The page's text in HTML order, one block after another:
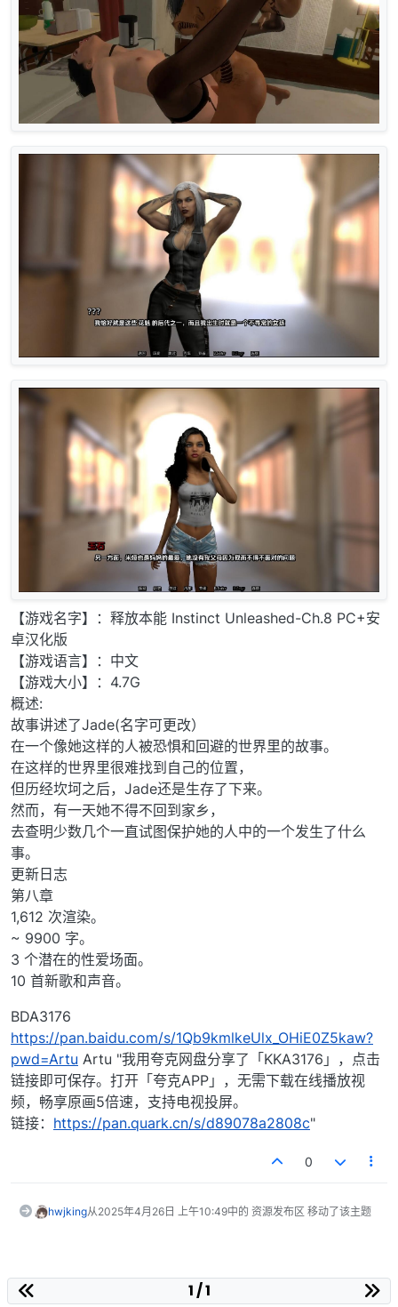
【游戏名字】：释放本能 Instinct Unleashed-Ch.8 PC+安
卓汉化版
【游戏语言】：中文
【游戏大小】：4.7G
概述:
故事讲述了Jade(名字可更改）
在一个像她这样的人被恐惧和回避的世界里的故事。
在这样的世界里很难找到自己的位置，
但历经坎坷之后，Jade还是生存了下来。
然而，有一天她不得不回到家乡，
去查明少数几个一直试图保护她的人中的一个发生了什么
事。
更新日志
第八章
1,612 次渲染。
~ 9900 字。
3 个潜在的性爱场面。
10 首新歌和声音。
BDA3176
https://pan.baidu.com/s/1Qb9kmlkeUlx_OHiE0Z5kaw?
pwd=Artu Artu "我用夸克网盘分享了「KKA3176」，点击
链接即可保存。打开「夸克APP」，无需下载在线播放视
频，畅享原画5倍速，支持电视投屏。
链接： https://pan.quark.cn/s/d89078a2808c"
0
hwjking从2025年4月26日 上午10:49中的 资源发布区 移动了该主题
1 / 1